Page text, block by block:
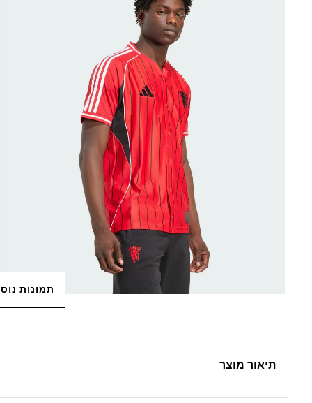
תמונות
תיאור מוצר